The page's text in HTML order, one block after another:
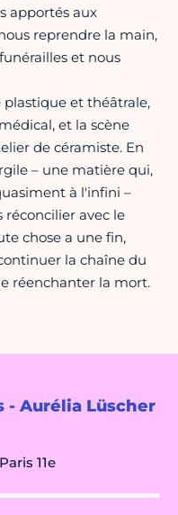
- Aurélia Lüscher
11e
apportés aux
reprendre la main,
et nous
et théâtrale,
et la scène
de céramiste. En
– une matière qui,
à l'infini –
réconcilier avec le
chose a une fin,
la chaîne du
réenchanter la mort.